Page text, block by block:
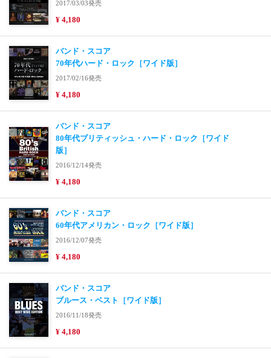
2017/03/03発売
¥ 4,180
バンド・スコア
70年代ハード・ロック［ワイド版］
2017/02/16発売
¥ 4,180
バンド・スコア
80年代ブリティッシュ・ハード・ロック［ワイド
版］
2016/12/14発売
¥ 4,180
バンド・スコア
60年代アメリカン・ロック［ワイド版］
2016/12/07発売
¥ 4,180
バンド・スコア
ブルース・ベスト［ワイド版］
2016/11/18発売
¥ 4,180